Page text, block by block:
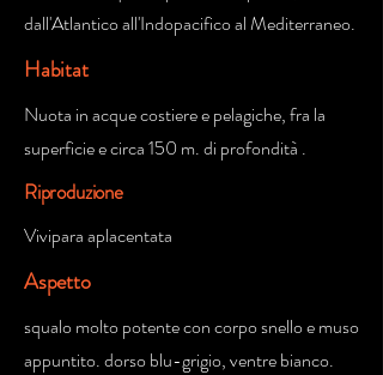
dall'Atlantico all'Indopacifico al Mediterraneo.
Habitat
Nuota in acque costiere e pelagiche, fra la
superficie e circa 150 m. di profondità .
Riproduzione
Vivipara aplacentata
Aspetto
squalo molto potente con corpo snello e muso
appuntito. dorso blu-grigio, ventre bianco.